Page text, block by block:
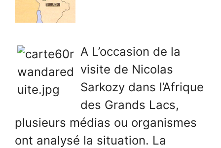
A L’occasion de la
visite de Nicolas
Sarkozy dans l’Afrique
des Grands Lacs,
plusieurs médias ou organismes
ont analysé la situation. La